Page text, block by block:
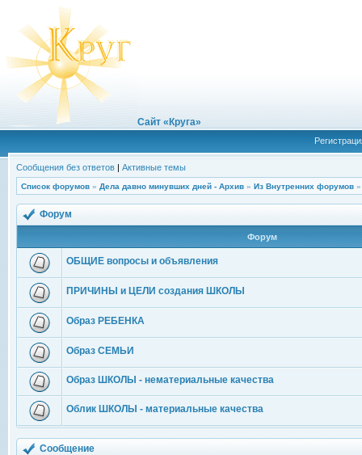
Сайт «Круга»
Сообщения без ответов | Активные темы
Список форумов » Дела давно минувших дней - Архив » Из Внутренних форумов
Форум
Форум
ОБЩИЕ вопросы и объявления
ПРИЧИНЫ и ЦЕЛИ создания ШКОЛЫ
Образ РЕБЕНКА
Образ СЕМЬИ
Образ ШКОЛЫ - нематериальные качества
Облик ШКОЛЫ - материальные качества
Сообщение